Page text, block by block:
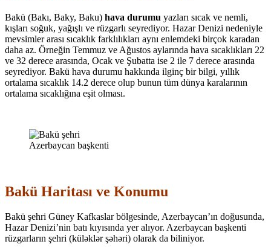
Bakü (Bakı, Baky, Baku) hava durumu yazları sıcak ve nemli,
kışları soğuk, yağışlı ve rüzgarlı seyrediyor. Hazar Denizi nedeniyle
mevsimler arası sıcaklık farklılıkları aynı enlemdeki birçok karadan
daha az. Örneğin Temmuz ve Ağustos aylarında hava sıcaklıkları 22
ve 32 derece arasında, Ocak ve Şubatta ise 2 ile 7 derece arasında
seyrediyor. Bakü hava durumu hakkında ilginç bir bilgi, yıllık
ortalama sıcaklık 14.2 derece olup bunun tüm dünya karalarının
ortalama sıcaklığına eşit olması.
Azerbaycan başkenti
Bakü Haritası ve Konumu
Bakü şehri Güney Kafkaslar bölgesinde, Azerbaycan’ın doğusunda,
Hazar Denizi’nin batı kıyısında yer alıyor. Azerbaycan başkenti
rüzgarların şehri (küləklər şəhəri) olarak da biliniyor.